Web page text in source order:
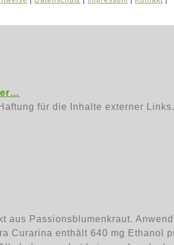
für die Inhalte externer
Passionsblumenkraut.
Curarina enthält 640 mg Ethanol